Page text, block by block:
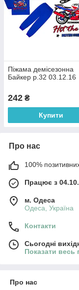
Піжама демісезонна
Байкер р.32 03.12.16
242 ₴
Купити
Про нас
100% позитивних
Працює з
м. Одеса
Одеса, Україна
Контакти
Сьогодні
Показати весь
Про нас